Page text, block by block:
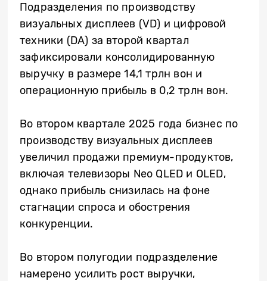
Подразделения по производству
визуальных дисплеев (VD) и цифровой
техники (DA) за второй квартал
зафиксировали консолидированную
выручку в размере 14,1 трлн вон и
операционную прибыль в 0,2 трлн вон.
Во втором квартале 2025 года бизнес по
производству визуальных дисплеев
увеличил продажи премиум-продуктов,
включая телевизоры Neo QLED и OLED,
однако прибыль снизилась на фоне
стагнации спроса и обострения
конкуренции.
Во втором полугодии подразделение
намерено усилить рост выручки,